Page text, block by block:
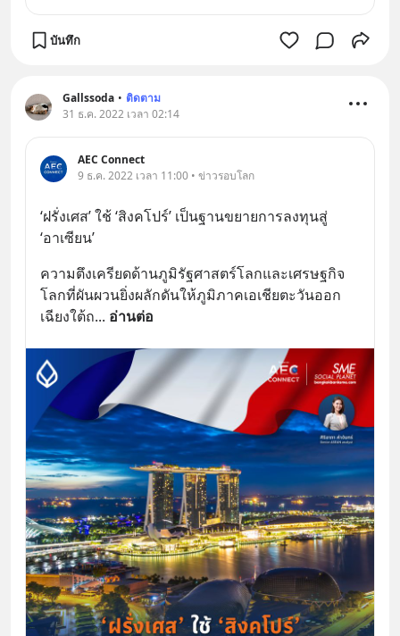
บันทึก
Gallssoda • ติดตาม
31 ธ.ค. 2022 เวลา 02:14
AEC Connect
9 ธ.ค. 2022 เวลา 11:00 • ข่าวรอบโลก
‘ฝรั่งเศส’ ใช้ ‘สิงคโปร์’ เป็นฐานขยายการลงทุนสู่
‘อาเซียน’
ความตึงเครียดด้านภูมิรัฐศาสตร์โลกและเศรษฐกิจ
โลกที่ผันผวนยิ่งผลักดันให้ภูมิภาคเอเชียตะวันออก
เฉียงใต้ถ... อ่านต่อ